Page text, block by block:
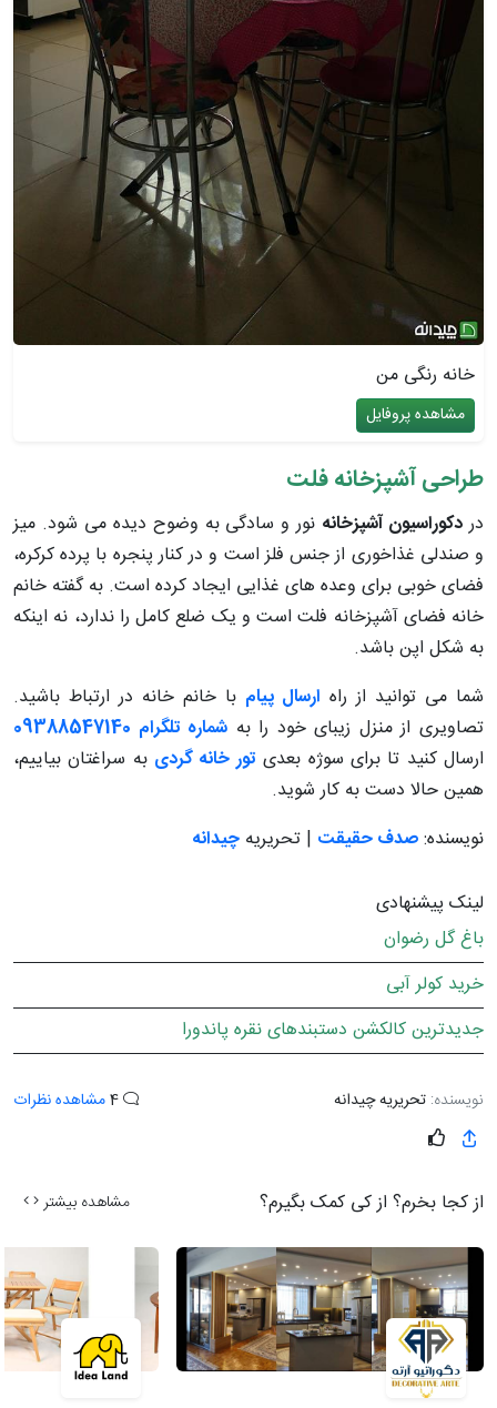
خانه رنگی من
مشاهده پروفایل
طراحی آشپزخانه فلت
دردکوراسیون آشپزخانه نور و سادگی به وضوح دیده می شود. میز
و صندلی غذاخوری از جنس فلز است و در کنار پنجره با پرده کرکره،
فضای خوبی برای وعده های غذایی ایجاد کرده است. به گفته خانم
خانه فضای آشپزخانه فلت است و یک ضلع کامل را ندارد، نه اینکه
به شکل اپن باشد.
شما می توانید از راه ارسال پیام با خانم خانه در ارتباط باشید.
تصاویری از منزل زیبای خود را به شماره تلگرام 09388547140
ارسال کنید تا برای سوژه بعدی تور خانه گردی به سراغتان بیاییم،
همین حالا دست به کار شوید.
نویسنده:صدف حقیقت | تحریریه چیدانه
لینک پیشنهادی
باغ گل رضوان
خرید کولر آبی
جدیدترین کالکشن دستبندهای نقره پاندورا
نویسنده: تحریریه چیدانه مشاهده نظرات
از کجا بخرم؟ از کی کمک بگیرم؟ مشاهده بیشتر